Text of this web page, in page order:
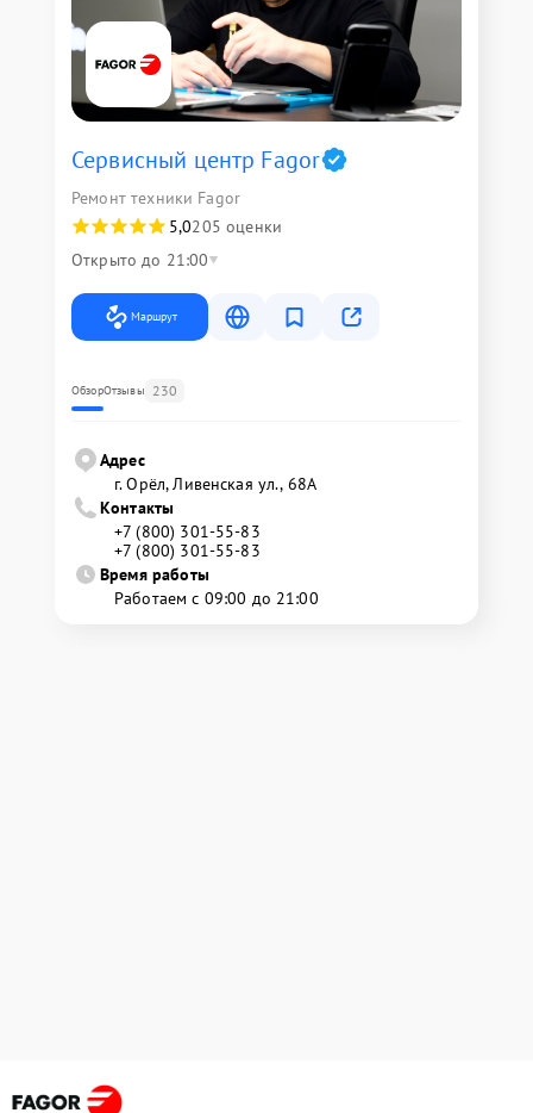
Сервисный центр Fagor
Ремонт техники Fagor
5,0205 оценки
Открыто до 21:00
Маршрут
ОбзорОтзывы 230
Адрес
г. Орёл, Ливенская ул., 68А
Контакты
+7 (800) 301-55-83
+7 (800) 301-55-83
Время работы
Работаем с 09:00 до 21:00